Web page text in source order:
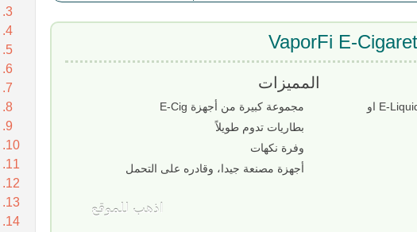
المميزات
مجموعة كبيرة من أجهزة E-Cig
بطاريات تدوم طويلاً
وفرة نكهات
أجهزة مصنعة جيدا، وقادره على التحمل
الStarter Kits لا تحتوى على E-Liquids او
اذهب للموقع